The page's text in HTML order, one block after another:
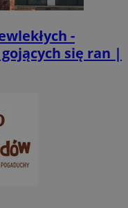
-
się ran |